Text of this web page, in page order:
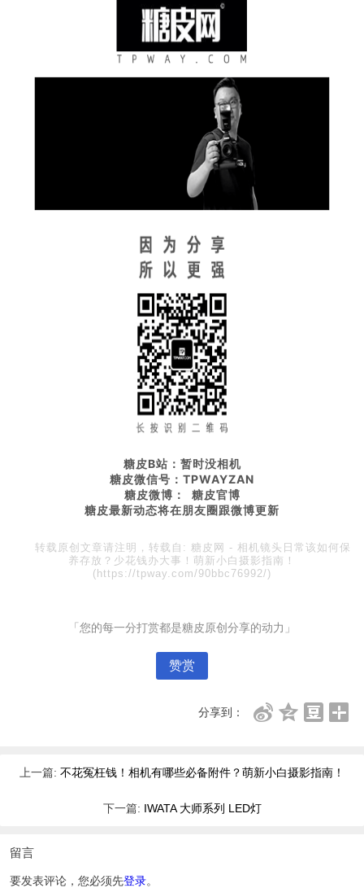
糖皮B站：暂时没相机
糖皮微信号：TPWAYZAN
糖皮微博： 糖皮官博
糖皮最新动态将在朋友圈跟微博更新
转载原创文章请注明，转载自: 糖皮网 - 相机镜头日常该如何保
养存放？少花钱办大事！萌新小白摄影指南！
(https://tpway.com/90bbc76992/)
「您的每一分打赏都是糖皮原创分享的动力」
赞赏
分享到：
上一篇: 不花冤枉钱！相机有哪些必备附件？萌新小白摄影指南！
下一篇: IWATA 大师系列 LED灯
留言
要发表评论，您必须先登录。